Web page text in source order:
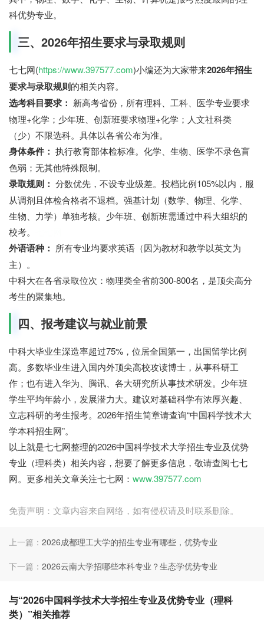
科优势专业。
三、2026年招生要求与录取规则
七七网(https://www.397577.com)小编还为大家带来2026年招生
要求与录取规则的相关内容。
选考科目要求： 新高考省份，所有理科、工科、医学专业要求
物理+化学；少年班、创新班要求物理+化学；人文社科类
（少）不限选科。具体以各省公布为准。
身体条件： 执行教育部体检标准。化学、生物、医学不录色盲
色弱；无其他特殊限制。
录取规则： 分数优先，不设专业级差。投档比例105%以内，服
从调剂且体检合格者不退档。强基计划（数学、物理、化学、
生物、力学）单独考核。少年班、创新班需通过中科大组织的
校考。
外语语种： 所有专业均要求英语（因为教材和教学以英文为
主）。
中科大在各省录取位次：物理类全省前300-800名，是顶尖高分
考生的聚集地。
四、报考建议与就业前景
中科大毕业生深造率超过75%，位居全国第一，出国留学比例
高。多数毕业生进入国内外顶尖高校攻读博士，从事科研工
作；也有进入华为、腾讯、各大研究所从事技术研发。少年班
学生平均年龄小，发展潜力大。建议对基础科学有浓厚兴趣、
立志科研的考生报考。2026年招生简章请查询“中国科学技术大
学本科招生网”。
以上就是七七网整理的2026中国科学技术大学招生专业及优势
专业（理科类）相关内容，想要了解更多信息，敬请查阅七七
网。更多相关文章关注七七网： www.397577.com
免责声明：文章内容来自网络，如有侵权请及时联系删除。
上一篇： 2026成都理工大学的招生专业有哪些，优势专业
下一篇： 2026云南大学招哪些本科专业？生态学优势专业
与“2026中国科学技术大学招生专业及优势专业（理科
类）”相关推荐